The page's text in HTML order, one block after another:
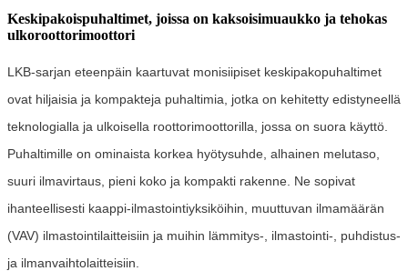
Keskipakoispuhaltimet, joissa on kaksoisimuaukko ja tehokas
ulkoroottorimoottori
LKB-sarjan eteenpäin kaartuvat monisiipiset keskipakopuhaltimet
ovat hiljaisia ​​ja kompakteja puhaltimia, jotka on kehitetty edistyneellä
teknologialla ja ulkoisella roottorimoottorilla, jossa on suora käyttö.
Puhaltimille on ominaista korkea hyötysuhde, alhainen melutaso,
suuri ilmavirtaus, pieni koko ja kompakti rakenne. Ne sopivat
ihanteellisesti kaappi-ilmastointiyksiköihin, muuttuvan ilmamäärän
(VAV) ilmastointilaitteisiin ja muihin lämmitys-, ilmastointi-, puhdistus-
ja ilmanvaihtolaitteisiin.